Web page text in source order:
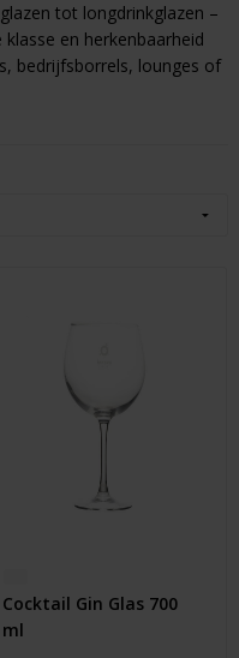
tot longdrinkglazen –
en herkenbaarheid
bedrijfsborrels, lounges of
Cocktail Gin Glas 700
ml